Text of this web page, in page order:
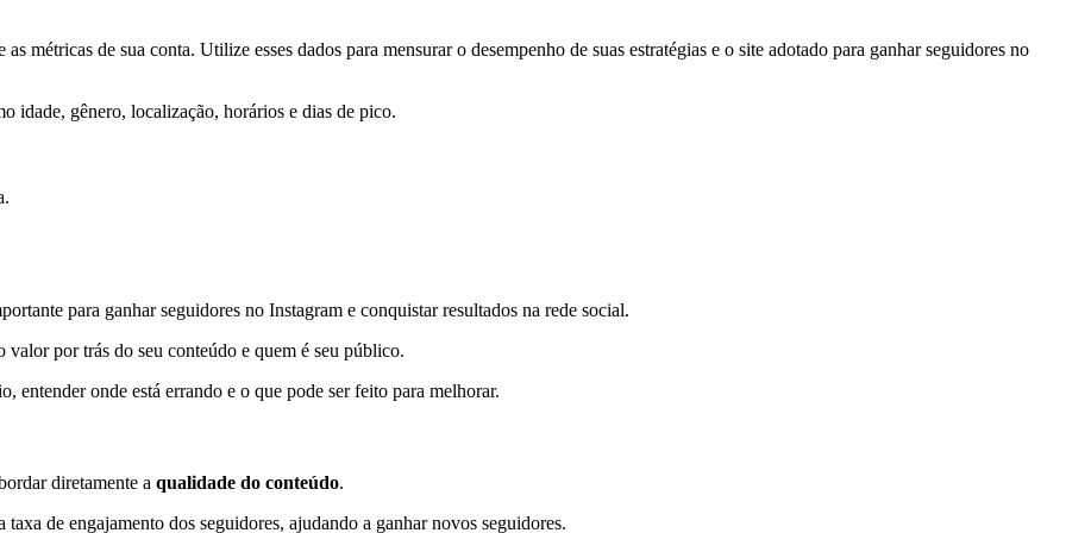
métricas de sua conta. Utilize esses dados para mensurar o desempenho de suas estratégias e o site adotado para ganhar seguidores no
idade, gênero, localização, horários e dias de pico.
para ganhar seguidores no Instagram e conquistar resultados na rede social.
por trás do seu conteúdo e quem é seu público.
entender onde está errando e o que pode ser feito para melhorar.
diretamente a qualidade do conteúdo.
de engajamento dos seguidores, ajudando a ganhar novos seguidores.